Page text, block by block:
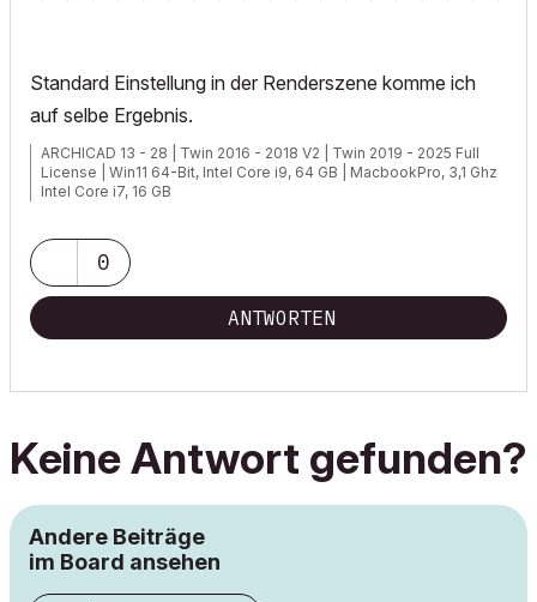
Standard Einstellung in der Renderszene komme ich
auf selbe Ergebnis.
ARCHICAD 13 - 28 | Twin 2016 - 2018 V2 | Twin 2019 - 2025 Full
License | Win11 64-Bit, Intel Core i9, 64 GB | MacbookPro, 3,1 Ghz
Intel Core i7, 16 GB
http://www.conmes.de
0
ANTWORTEN
Keine Antwort gefunden?
Andere Beiträge
im Board ansehen